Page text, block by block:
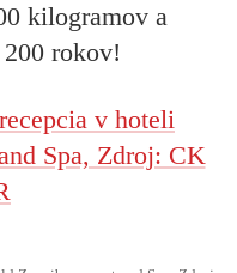
kilogramov a
rokov!